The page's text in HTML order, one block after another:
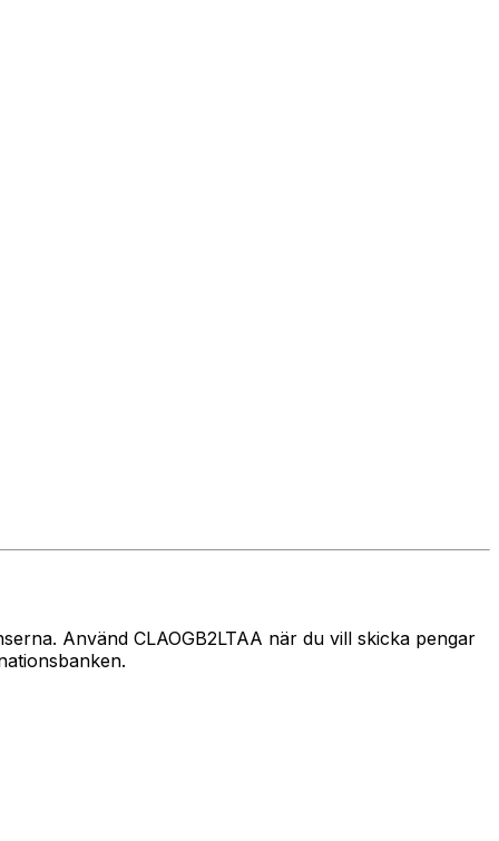
Använd CLAOGB2LTAA när du vill skicka pengar